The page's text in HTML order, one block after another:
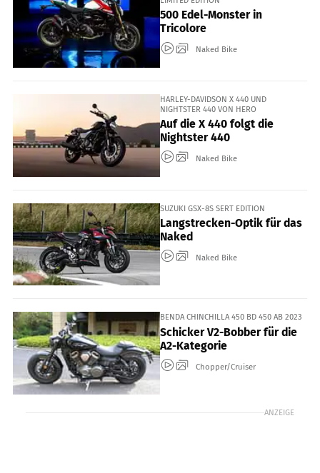
500 Edel-Monster in
Tricolore
Naked Bike
HARLEY-DAVIDSON X 440 UND
NIGHTSTER 440 VON HERO
Auf die X 440 folgt die
Nightster 440
Naked Bike
SUZUKI GSX-8S SERT EDITION
Langstrecken-Optik für das
Naked
Naked Bike
BENDA CHINCHILLA 450 BD 450 AB 2023
Schicker V2-Bobber für die
A2-Kategorie
Chopper/Cruiser
ANZEIGE